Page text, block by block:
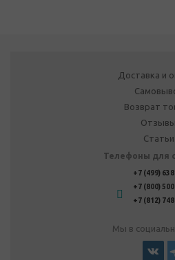
Доставка и
Возврат
Отзывы
Статьи
Телефоны для
+7 (499) 638
+7 (800) 500
+7 (812)
Мы в